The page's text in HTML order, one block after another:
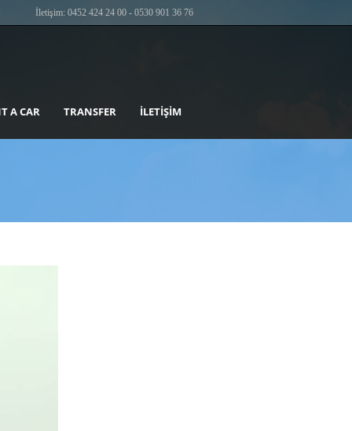
İletişim: 0452 424 24 00 - 0530 901 36 76
A CAR TRANSFER İLETIŞIM